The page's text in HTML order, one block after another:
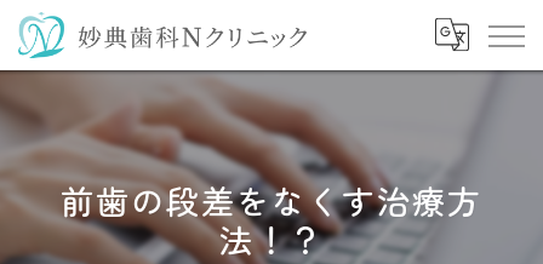
前歯の段差をなくす治療方
法！？